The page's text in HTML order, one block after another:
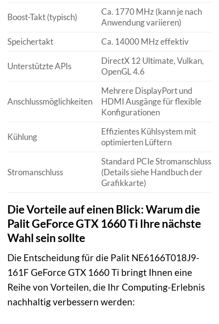
Boost-Takt (typisch)
Ca. 1770 MHz (kann je nach
Anwendung variieren)
Speichertakt
Ca. 14000 MHz effektiv
Unterstützte APIs
DirectX 12 Ultimate, Vulkan,
OpenGL 4.6
Anschlussmöglichkeiten
Mehrere DisplayPort und
HDMI Ausgänge für flexible
Konfigurationen
Kühlung
Effizientes Kühlsystem mit
optimierten Lüftern
Stromanschluss
Standard PCIe Stromanschluss
(Details siehe Handbuch der
Grafikkarte)
Die Vorteile auf einen Blick: Warum die
Palit GeForce GTX 1660 Ti Ihre nächste
Wahl sein sollte
Die Entscheidung für die Palit NE6166T018J9-
161F GeForce GTX 1660 Ti bringt Ihnen eine
Reihe von Vorteilen, die Ihr Computing-Erlebnis
nachhaltig verbessern werden: